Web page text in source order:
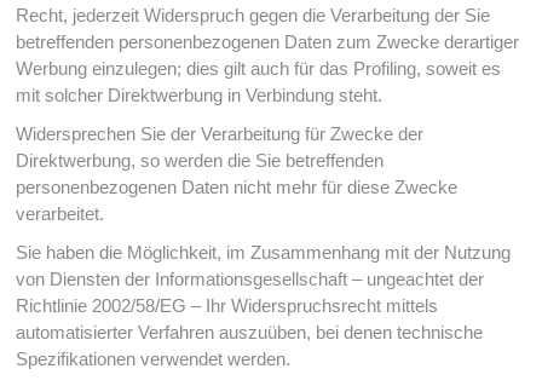
Recht, jederzeit Widerspruch gegen die Verarbeitung der Sie
betreffenden personenbezogenen Daten zum Zwecke derartiger
Werbung einzulegen; dies gilt auch für das Profiling, soweit es
mit solcher Direktwerbung in Verbindung steht.
Widersprechen Sie der Verarbeitung für Zwecke der
Direktwerbung, so werden die Sie betreffenden
personenbezogenen Daten nicht mehr für diese Zwecke
verarbeitet.
Sie haben die Möglichkeit, im Zusammenhang mit der Nutzung
von Diensten der Informationsgesellschaft – ungeachtet der
Richtlinie 2002/58/EG – Ihr Widerspruchsrecht mittels
automatisierter Verfahren auszuüben, bei denen technische
Spezifikationen verwendet werden.